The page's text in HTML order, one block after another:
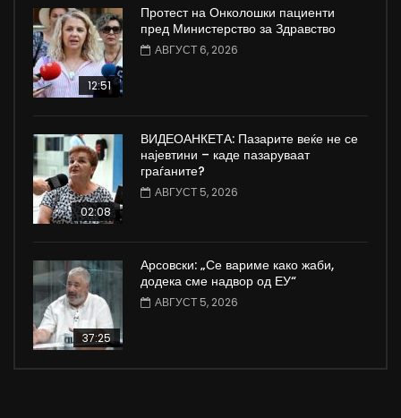
12:51
Протест на Онколошки пациенти
пред Министерство за Здравство
АВГУСТ 6, 2026
02:08
ВИДЕОАНКЕТА: Пазарите веќе не се
најевтини – каде пазаруваат
граѓаните?
АВГУСТ 5, 2026
37:25
Арсовски: „Се вариме како жаби,
додека сме надвор од ЕУ“
АВГУСТ 5, 2026